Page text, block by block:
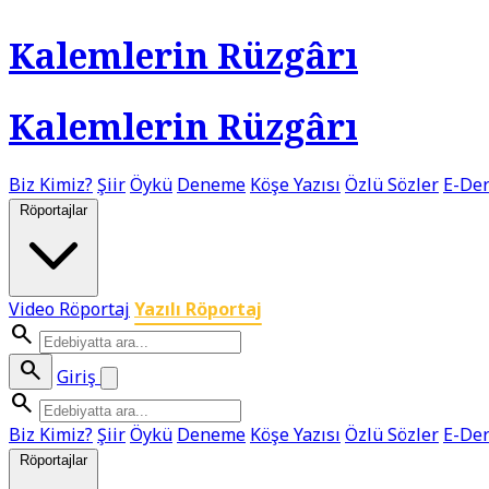
Kalemlerin Rüzgârı
Kalemlerin Rüzgârı
Biz Kimiz? ŞiirÖykü Deneme Köşe Yazısı Özlü Sözler E-
Röportajlar
Video Röportaj Yazılı Röportaj
search
search
Giriş
search
Biz Kimiz? ŞiirÖykü Deneme Köşe Yazısı Özlü Sözler E-
Röportajlar